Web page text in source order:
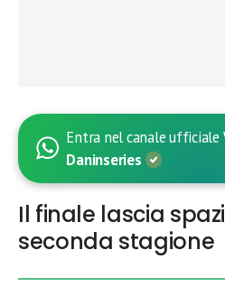
Entra nel canale ufficiale
Daninseries
Il finale lascia
seconda stagione